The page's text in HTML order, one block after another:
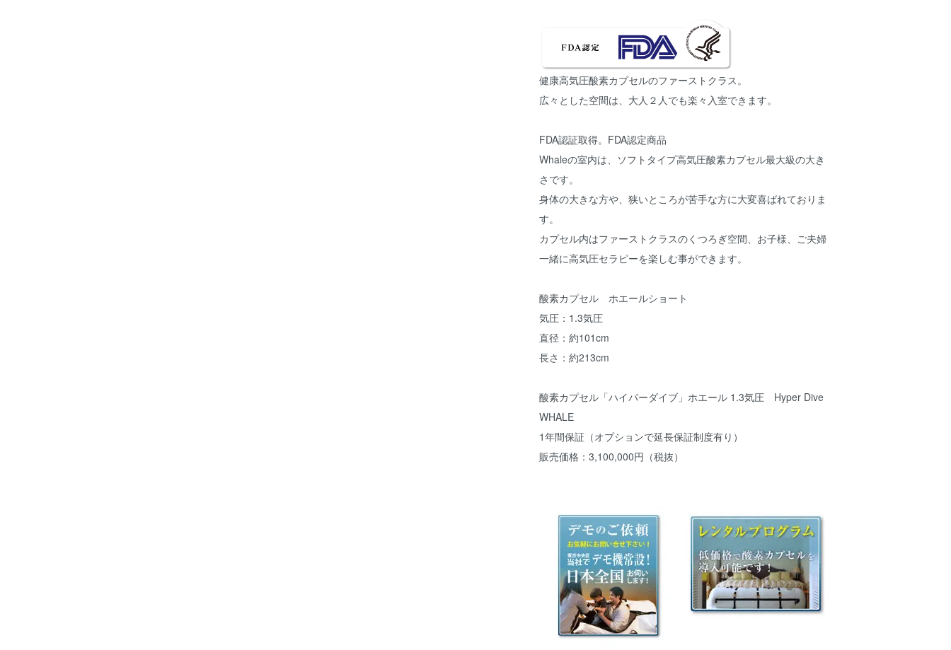
健康高気圧酸素カプセルのファーストクラス。
広々とした空間は、大人２人でも楽々入室できます。
FDA認証取得。FDA認定商品
Whaleの室内は、ソフトタイプ高気圧酸素カプセル最大級の大き
さです。
身体の大きな方や、狭いところが苦手な方に大変喜ばれておりま
す。
カプセル内はファーストクラスのくつろぎ空間、お子様、ご夫婦
一緒に高気圧セラピーを楽しむ事ができます。
酸素カプセル ホエールショート
気圧：1.3気圧
直径：約101cm
長さ：約213cm
酸素カプセル「ハイパーダイブ」ホエール 1.3気圧 Hyper Dive
WHALE
1年間保証（オプションで延長保証制度有り）
販売価格：3,100,000円（税抜）